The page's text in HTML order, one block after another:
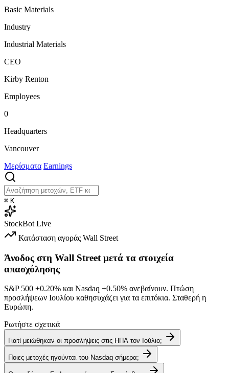
Basic Materials
Industry
Industrial Materials
CEO
Kirby Renton
Employees
0
Headquarters
Vancouver
Μερίσματα Earnings
⌘ K
StockBot Live
Κατάσταση αγοράς Wall Street
Άνοδος στη Wall Street μετά τα στοιχεία
απασχόλησης
S&P 500 +0.20% και Nasdaq +0.50% ανεβαίνουν. Πτώση
προσλήψεων Ιουλίου καθησυχάζει για τα επιτόκια. Σταθερή η
Ευρώπη.
Ρωτήστε σχετικά
Γιατί μειώθηκαν οι προσλήψεις στις ΗΠΑ τον Ιούλιο;
Ποιες μετοχές ηγούνται του Nasdaq σήμερα;